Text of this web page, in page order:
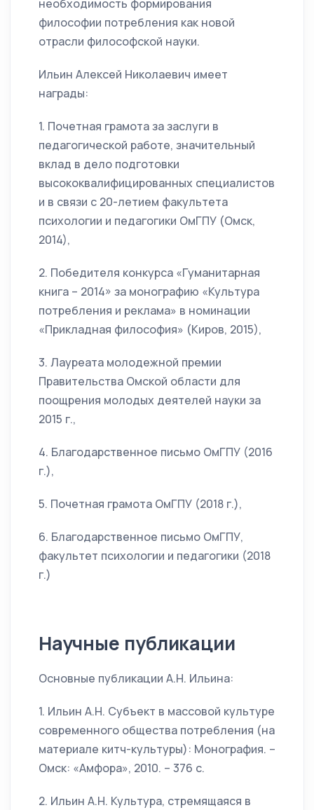
необходимость формирования
философии потребления как новой
отрасли философской науки.
Ильин Алексей Николаевич имеет
награды:
1. Почетная грамота за заслуги в
педагогической работе, значительный
вклад в дело подготовки
высококвалифицированных специалистов
и в связи с 20-летием факультета
психологии и педагогики ОмГПУ (Омск,
2014),
2. Победителя конкурса «Гуманитарная
книга – 2014» за монографию «Культура
потребления и реклама» в номинации
«Прикладная философия» (Киров, 2015),
3. Лауреата молодежной премии
Правительства Омской области для
поощрения молодых деятелей науки за
2015 г.,
4. Благодарственное письмо ОмГПУ (2016
г.),
5. Почетная грамота ОмГПУ (2018 г.),
6. Благодарственное письмо ОмГПУ,
факультет психологии и педагогики (2018
г.)
Научные публикации
Основные публикации А.Н. Ильина:
1. Ильин А.Н. Субъект в массовой культуре
современного общества потребления (на
материале китч-культуры): Монография. –
Омск: «Амфора», 2010. – 376 с.
2. Ильин А.Н. Культура, стремящаяся в